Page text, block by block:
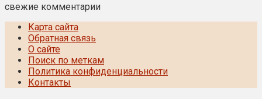
свежие комментарии
Карта сайта
Обратная связь
О сайте
Поиск по меткам
Политика конфиденциальности
Контакты